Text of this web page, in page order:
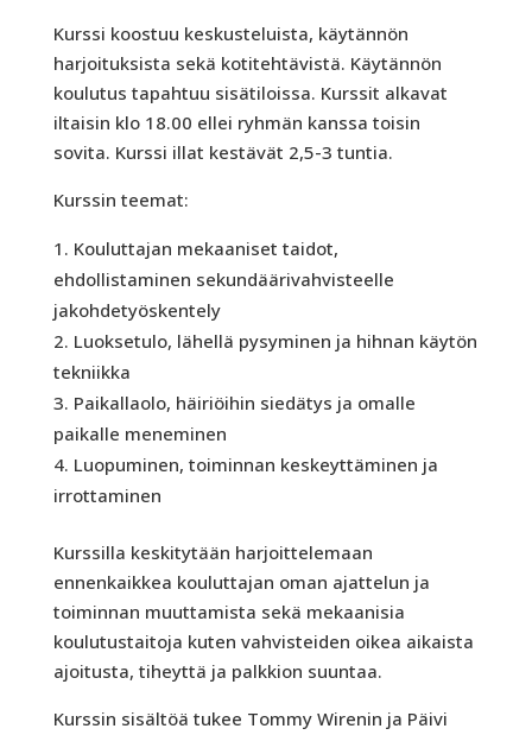
Kurssi koostuu keskusteluista, käytännön
harjoituksista sekä kotitehtävistä. Käytännön
koulutus tapahtuu sisätiloissa. Kurssit alkavat
iltaisin klo 18.00 ellei ryhmän kanssa toisin
sovita. Kurssi illat kestävät 2,5-3 tuntia.
Kurssin teemat:
Kouluttajan mekaaniset taidot,
ehdollistaminen sekundäärivahvisteelle
jakohdetyöskentely
Luoksetulo, lähellä pysyminen ja hihnan käytön
tekniikka
Paikallaolo, häiriöihin siedätys ja omalle
paikalle meneminen
Luopuminen, toiminnan keskeyttäminen ja
irrottaminen
Kurssilla keskitytään harjoittelemaan
ennenkaikkea kouluttajan oman ajattelun ja
toiminnan muuttamista sekä mekaanisia
koulutustaitoja kuten vahvisteiden oikea aikaista
ajoitusta, tiheyttä ja palkkion suuntaa.
Kurssin sisältöä tukee Tommy Wirenin ja Päivi